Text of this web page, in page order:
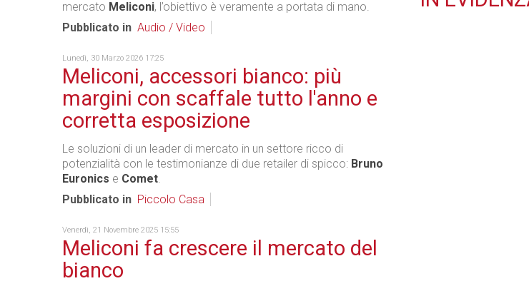
mercato Meliconi, l’obiettivo è veramente a portata di mano.
Pubblicato in Audio / Video
Lunedì, 30 Marzo 2026 17:25
Meliconi, accessori bianco: più
margini con scaffale tutto l'anno e
corretta esposizione
Le soluzioni di un leader di mercato in un settore ricco di
potenzialità con le testimonianze di due retailer di spicco: Bruno
Euronics e Comet.
Pubblicato in Piccolo Casa
Venerdì, 21 Novembre 2025 15:55
Meliconi fa crescere il mercato del
bianco